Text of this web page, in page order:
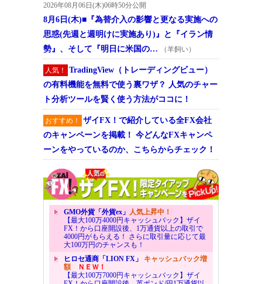
2026年08月06日(木)06時50分公開
8月6日(木)■『為替介入の影響と更なる実施への
思惑(先週と週明けに実施あり)』と『イラン情
勢』、そして『明日に米国の…
（羊飼い）
人気！
TradingView（トレーディングビュー）
の有料機能を無料で使う裏ワザ？ 人気のチャー
ト分析ツールを賢く使う方法がココに！
おすすめ！
ザイFX！で紹介している全FX会社
のキャンペーンを掲載！ 今どんなFXキャンペ
ーンをやっているのか、こちらからチェック！
GMO外貨「外貨ex」 人気上昇中！
【最大100万4000円キャッシュバック】ザイ
FX！から口座開設後、1万通貨以上の取引で
4000円がもらえる！ さらに取引量に応じて最
大100万円のチャンスも！
ヒロセ通商「LION FX」 キャッシュバック増
額ＮＥＷ！
【最大100万7000円キャッシュバック】ザイ